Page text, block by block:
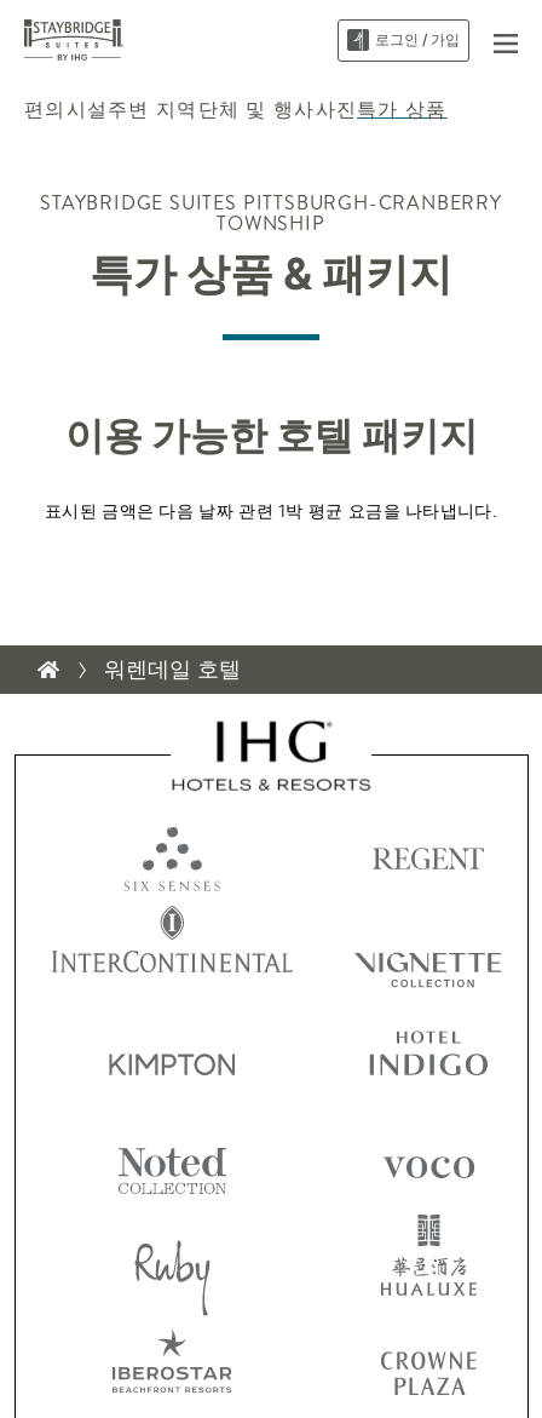
로그인 / 가입
편의시설주변 지역 단체 및 행사사진특가 상품
STAYBRIDGE SUITES PITTSBURGH-CRANBERRY
TOWNSHIP
특가 상품 & 패키지
이용 가능한 호텔 패키지
표시된 금액은 다음 날짜 관련 1박 평균 요금을 나타냅니다.
워렌데일 호텔